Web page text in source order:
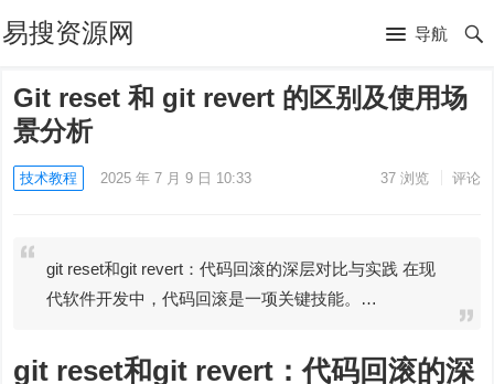
易搜资源网 导航
Git reset 和 git revert 的区别及使用场
景分析
技术教程 2025 年 7 月 9 日 10:33 37浏览 评论
git reset和git revert：代码回滚的深层对比与实践 在现
代软件开发中，代码回滚是一项关键技能。…
git reset和git revert：代码回滚的深